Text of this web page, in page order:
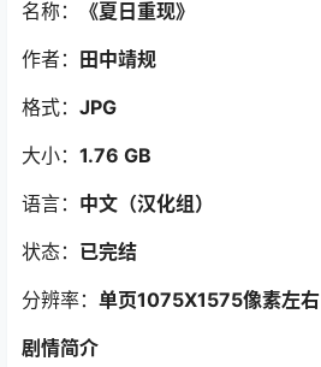
名称：
《夏日重现》
作者： 田中靖规
格式： JPG
大小： 1.76 GB
语言： 中文（汉化组）
状态： 已完结
分辨率： 单页1075X1575像素左右
剧情简介